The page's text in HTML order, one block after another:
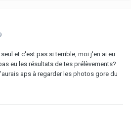
et c'est pas si terrible, moi j'en ai eu
eu les résultats de tes prélèvements?
aps à regarder les photos gore du